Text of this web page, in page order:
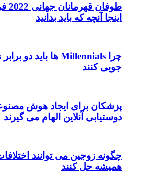
اینجا آنچه که باید بدانید
جویی کنند
پزشکان برای ایجاد هوش
دوستیابی آنلاین الهام می گیرند
چگونه زوجین می توانند
همیشه حل کنند